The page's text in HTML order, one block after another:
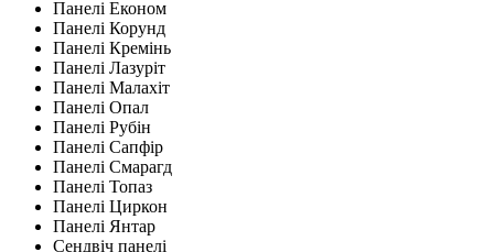
Панелі Економ
Панелі Корунд
Панелі Кремінь
Панелі Лазуріт
Панелі Малахіт
Панелі Опал
Панелі Рубін
Панелі Сапфір
Панелі Смарагд
Панелі Топаз
Панелі Циркон
Панелі Янтар
Сендвіч панелі